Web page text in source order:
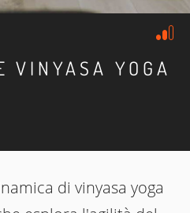
VINYASA YOGA
di vinyasa yoga